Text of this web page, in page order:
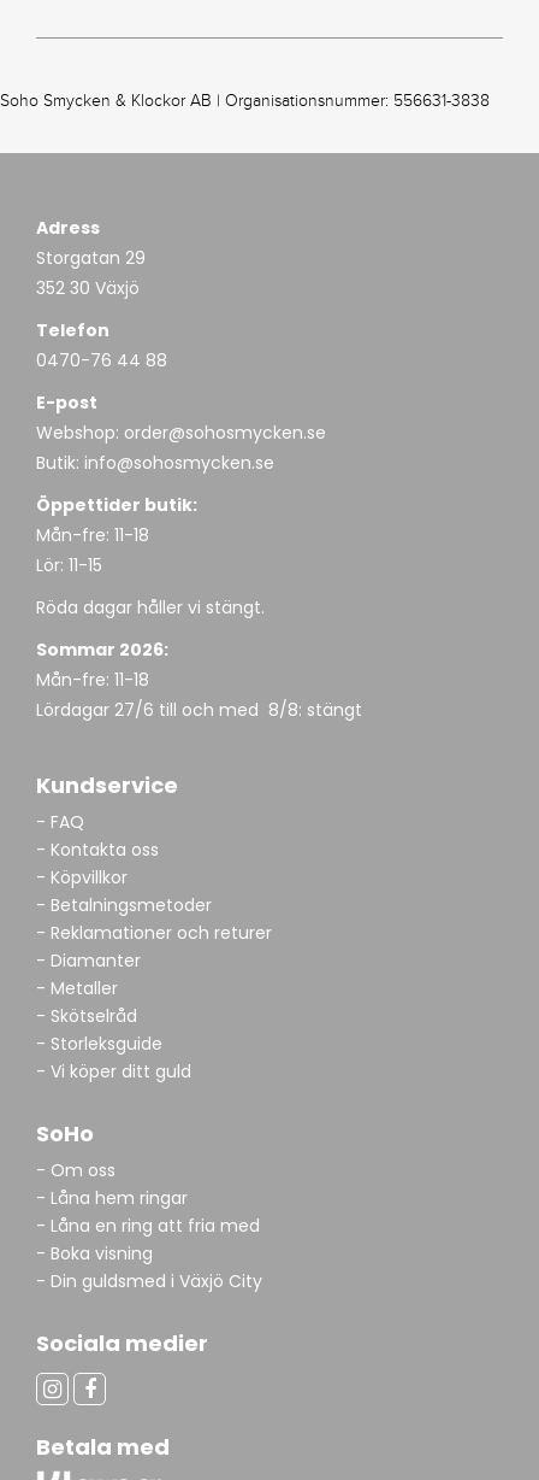
Soho Smycken & Klockor AB | Organisationsnummer: 556631-3838
Adress
Storgatan 29
352 30 Växjö
Telefon
0470-76 44 88
E-post
Webshop: order@sohosmycken.se
Butik: info@sohosmycken.se
Öppettider butik:
Mån-fre: 11-18
Lör: 11-15
Röda dagar håller vi stängt.
Sommar 2026:
Mån-fre: 11-18
Lördagar 27/6 till och med 8/8: stängt
Kundservice
- FAQ
- Kontakta oss
- Köpvillkor
- Betalningsmetoder
- Reklamationer och returer
- Diamanter
- Metaller
- Skötselråd
- Storleksguide
- Vi köper ditt guld
SoHo
- Om oss
- Låna hem ringar
- Låna en ring att fria med
- Boka visning
- Din guldsmed i Växjö City
Sociala medier
Betala med